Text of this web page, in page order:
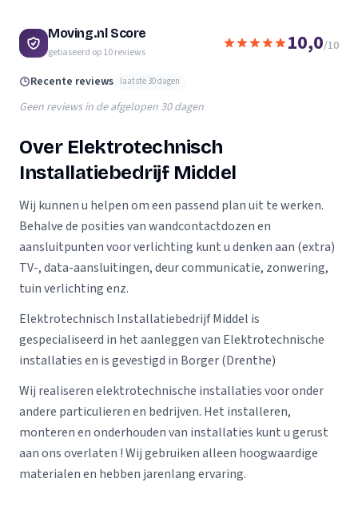
Moving.nl Score
gebaseerd op10reviews 10,0/10
Recente reviews laatste 30 dagen
Geen reviews in de afgelopen 30 dagen
Over Elektrotechnisch
Installatiebedrijf Middel
Wij kunnen u helpen om een passend plan uit te werken.
Behalve de posities van wandcontactdozen en
aansluitpunten voor verlichting kunt u denken aan (extra)
TV-, data-aansluitingen, deur communicatie, zonwering,
tuin verlichting enz.
Elektrotechnisch Installatiebedrijf Middel is
gespecialiseerd in het aanleggen van Elektrotechnische
installaties en is gevestigd in Borger (Drenthe)
Wij realiseren elektrotechnische installaties voor onder
andere particulieren en bedrijven. Het installeren,
monteren en onderhouden van installaties kunt u gerust
aan ons overlaten ! Wij gebruiken alleen hoogwaardige
materialen en hebben jarenlang ervaring.